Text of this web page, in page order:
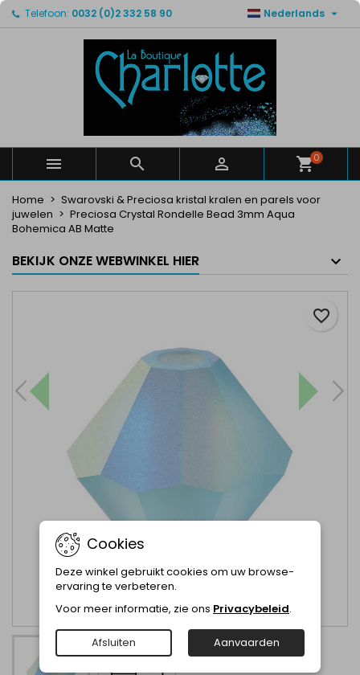
Telefoon: 0032 (0)2 332 58 90 Nederlands 
   0
Home
Swarovski & Preciosa kristal kralen en parels voor
juwelen
Preciosa Crystal Rondelle Bead 3mm Aqua
Bohemica AB Matte
BEKIJK ONZE WEBWINKEL HIER
favorite_border
Mijn verlanglijsten ×
Maak een lijst
Maak een verlanglijst ×
Verlanglijst naam
Annuleren Maak een verlanglijst
Inloggen ×
U moet ingelogd zijn om producten in uw verlanglijst
Annuleren Inloggen
Cookies
Deze winkel gebruikt cookies om uw browse-
ervaring te verbeteren.
Voor meer informatie, zie ons Privacybeleid.
Afsluiten Aanvaarden